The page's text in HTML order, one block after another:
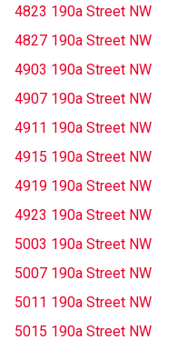
4823 190a Street NW
4827 190a Street NW
4903 190a Street NW
4907 190a Street NW
4911 190a Street NW
4915 190a Street NW
4919 190a Street NW
4923 190a Street NW
5003 190a Street NW
5007 190a Street NW
5011 190a Street NW
5015 190a Street NW